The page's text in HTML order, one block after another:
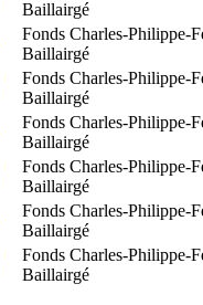
Baillairgé
Fonds Charles-Philippe-
Baillairgé
Fonds Charles-Philippe-
Baillairgé
Fonds Charles-Philippe-
Baillairgé
Fonds Charles-Philippe-
Baillairgé
Fonds Charles-Philippe-
Baillairgé
Fonds Charles-Philippe-
Baillairgé